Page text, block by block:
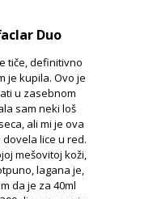
Duo
tiče, definitivno
je kupila. Ovo je
u zasebnom
sam neki loš
ali mi je ova
lice u red.
mešovitoj koži,
lagana je,
da je za 40ml